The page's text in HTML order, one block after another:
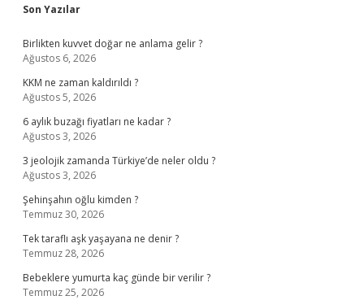
Sidebar
Son Yazılar
Birlikten kuvvet doğar ne anlama gelir ?
Ağustos 6, 2026
KKM ne zaman kaldırıldı ?
Ağustos 5, 2026
6 aylık buzağı fiyatları ne kadar ?
Ağustos 3, 2026
3 jeolojik zamanda Türkiye’de neler oldu ?
Ağustos 3, 2026
Şehinşahın oğlu kimden ?
Temmuz 30, 2026
Tek taraflı aşk yaşayana ne denir ?
Temmuz 28, 2026
Bebeklere yumurta kaç günde bir verilir ?
Temmuz 25, 2026